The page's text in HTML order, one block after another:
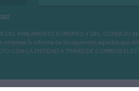
PARLAMENTO EUROPEO Y DEL CONSEJO
empresa le informa de los siguientes aspectos que
CON LA ENTIDAD A TRAVÉS DE CORREOS